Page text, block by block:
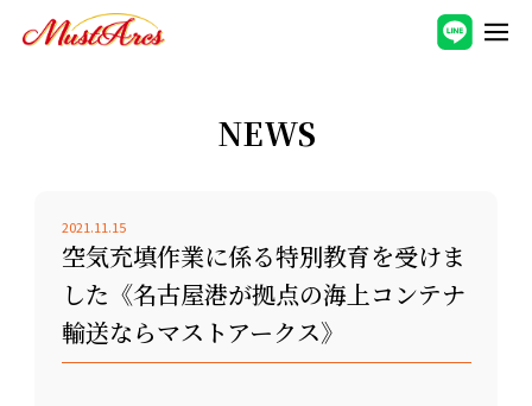
NEWS
2021.11.15
空気充填作業に係る特別教育を受けま
した《名古屋港が拠点の海上コンテナ
輸送ならマストアークス》